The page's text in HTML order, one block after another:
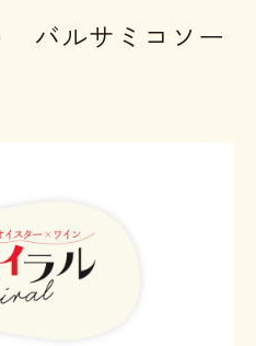
バルサミコソー